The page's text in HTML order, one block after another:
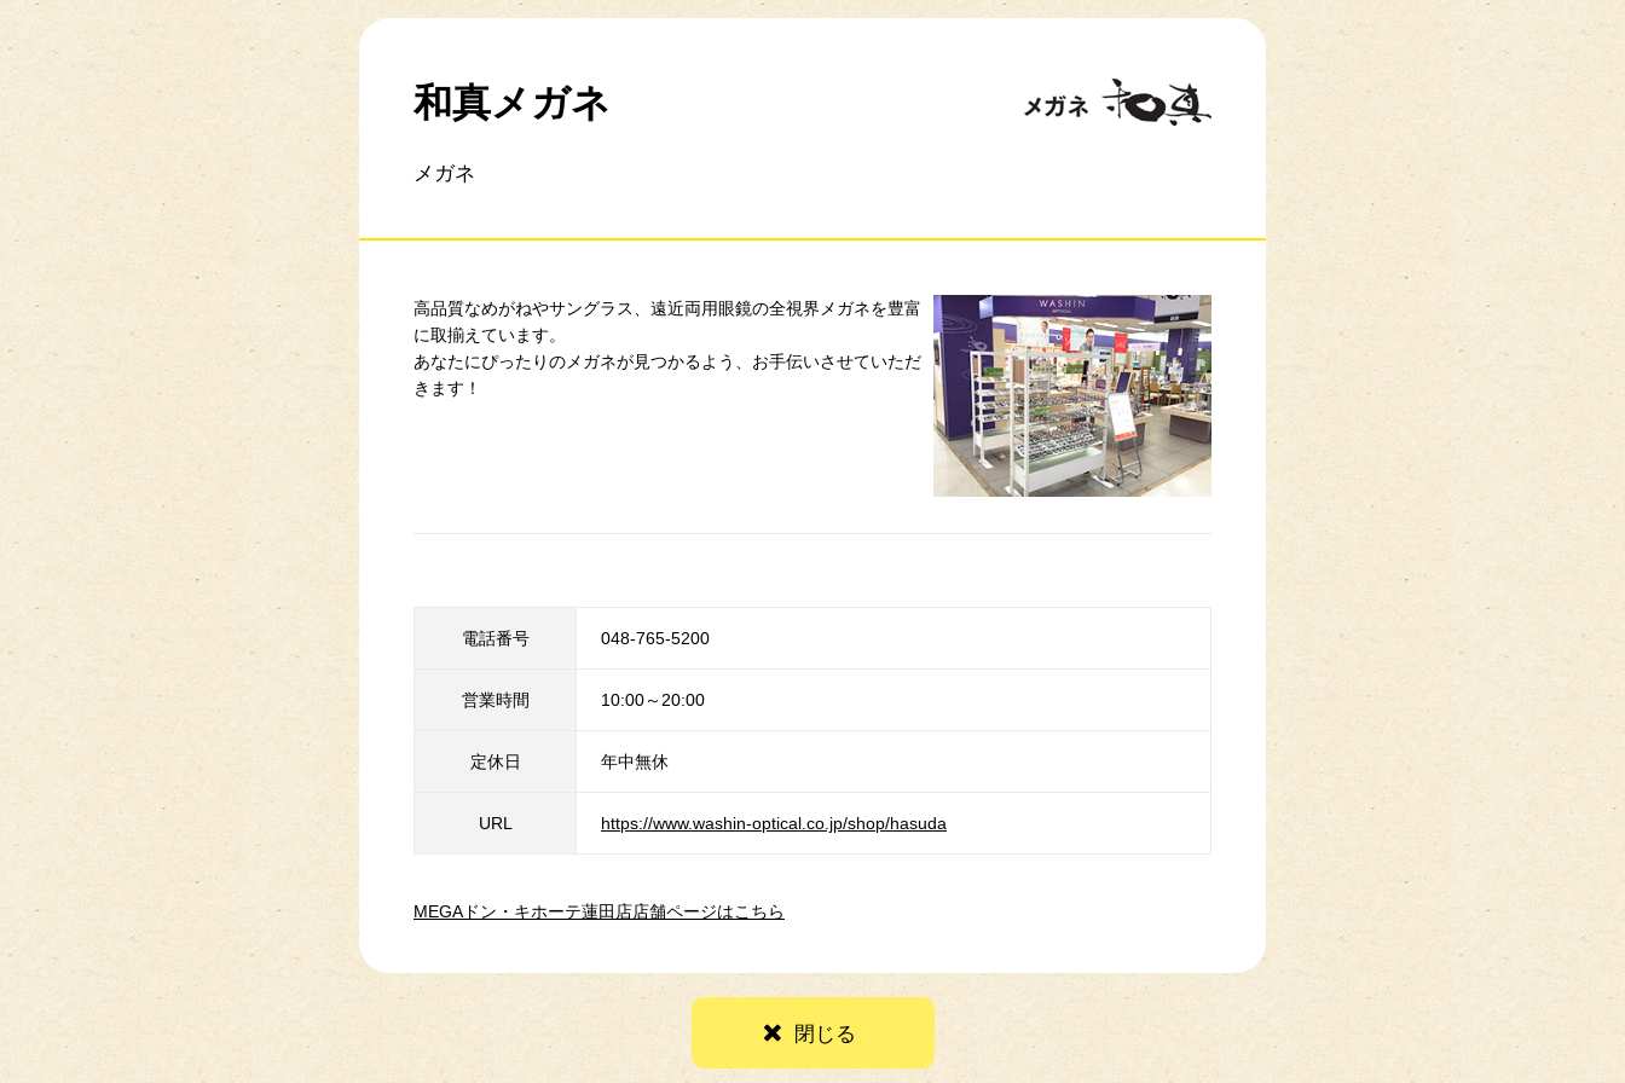
和真メガネ
メガネ
高品質なめがねやサングラス、遠近両用眼鏡の全視界メガネを豊富
に取揃えています。
あなたにぴったりのメガネが見つかるよう、お手伝いさせていただ
きます！
電話番号 048-765-5200
営業時間 10:00～20:00
定休日 年中無休
URL https://www.washin-optical.co.jp/shop/hasuda
MEGAドン・キホーテ蓮田店店舗ページはこちら
閉じる